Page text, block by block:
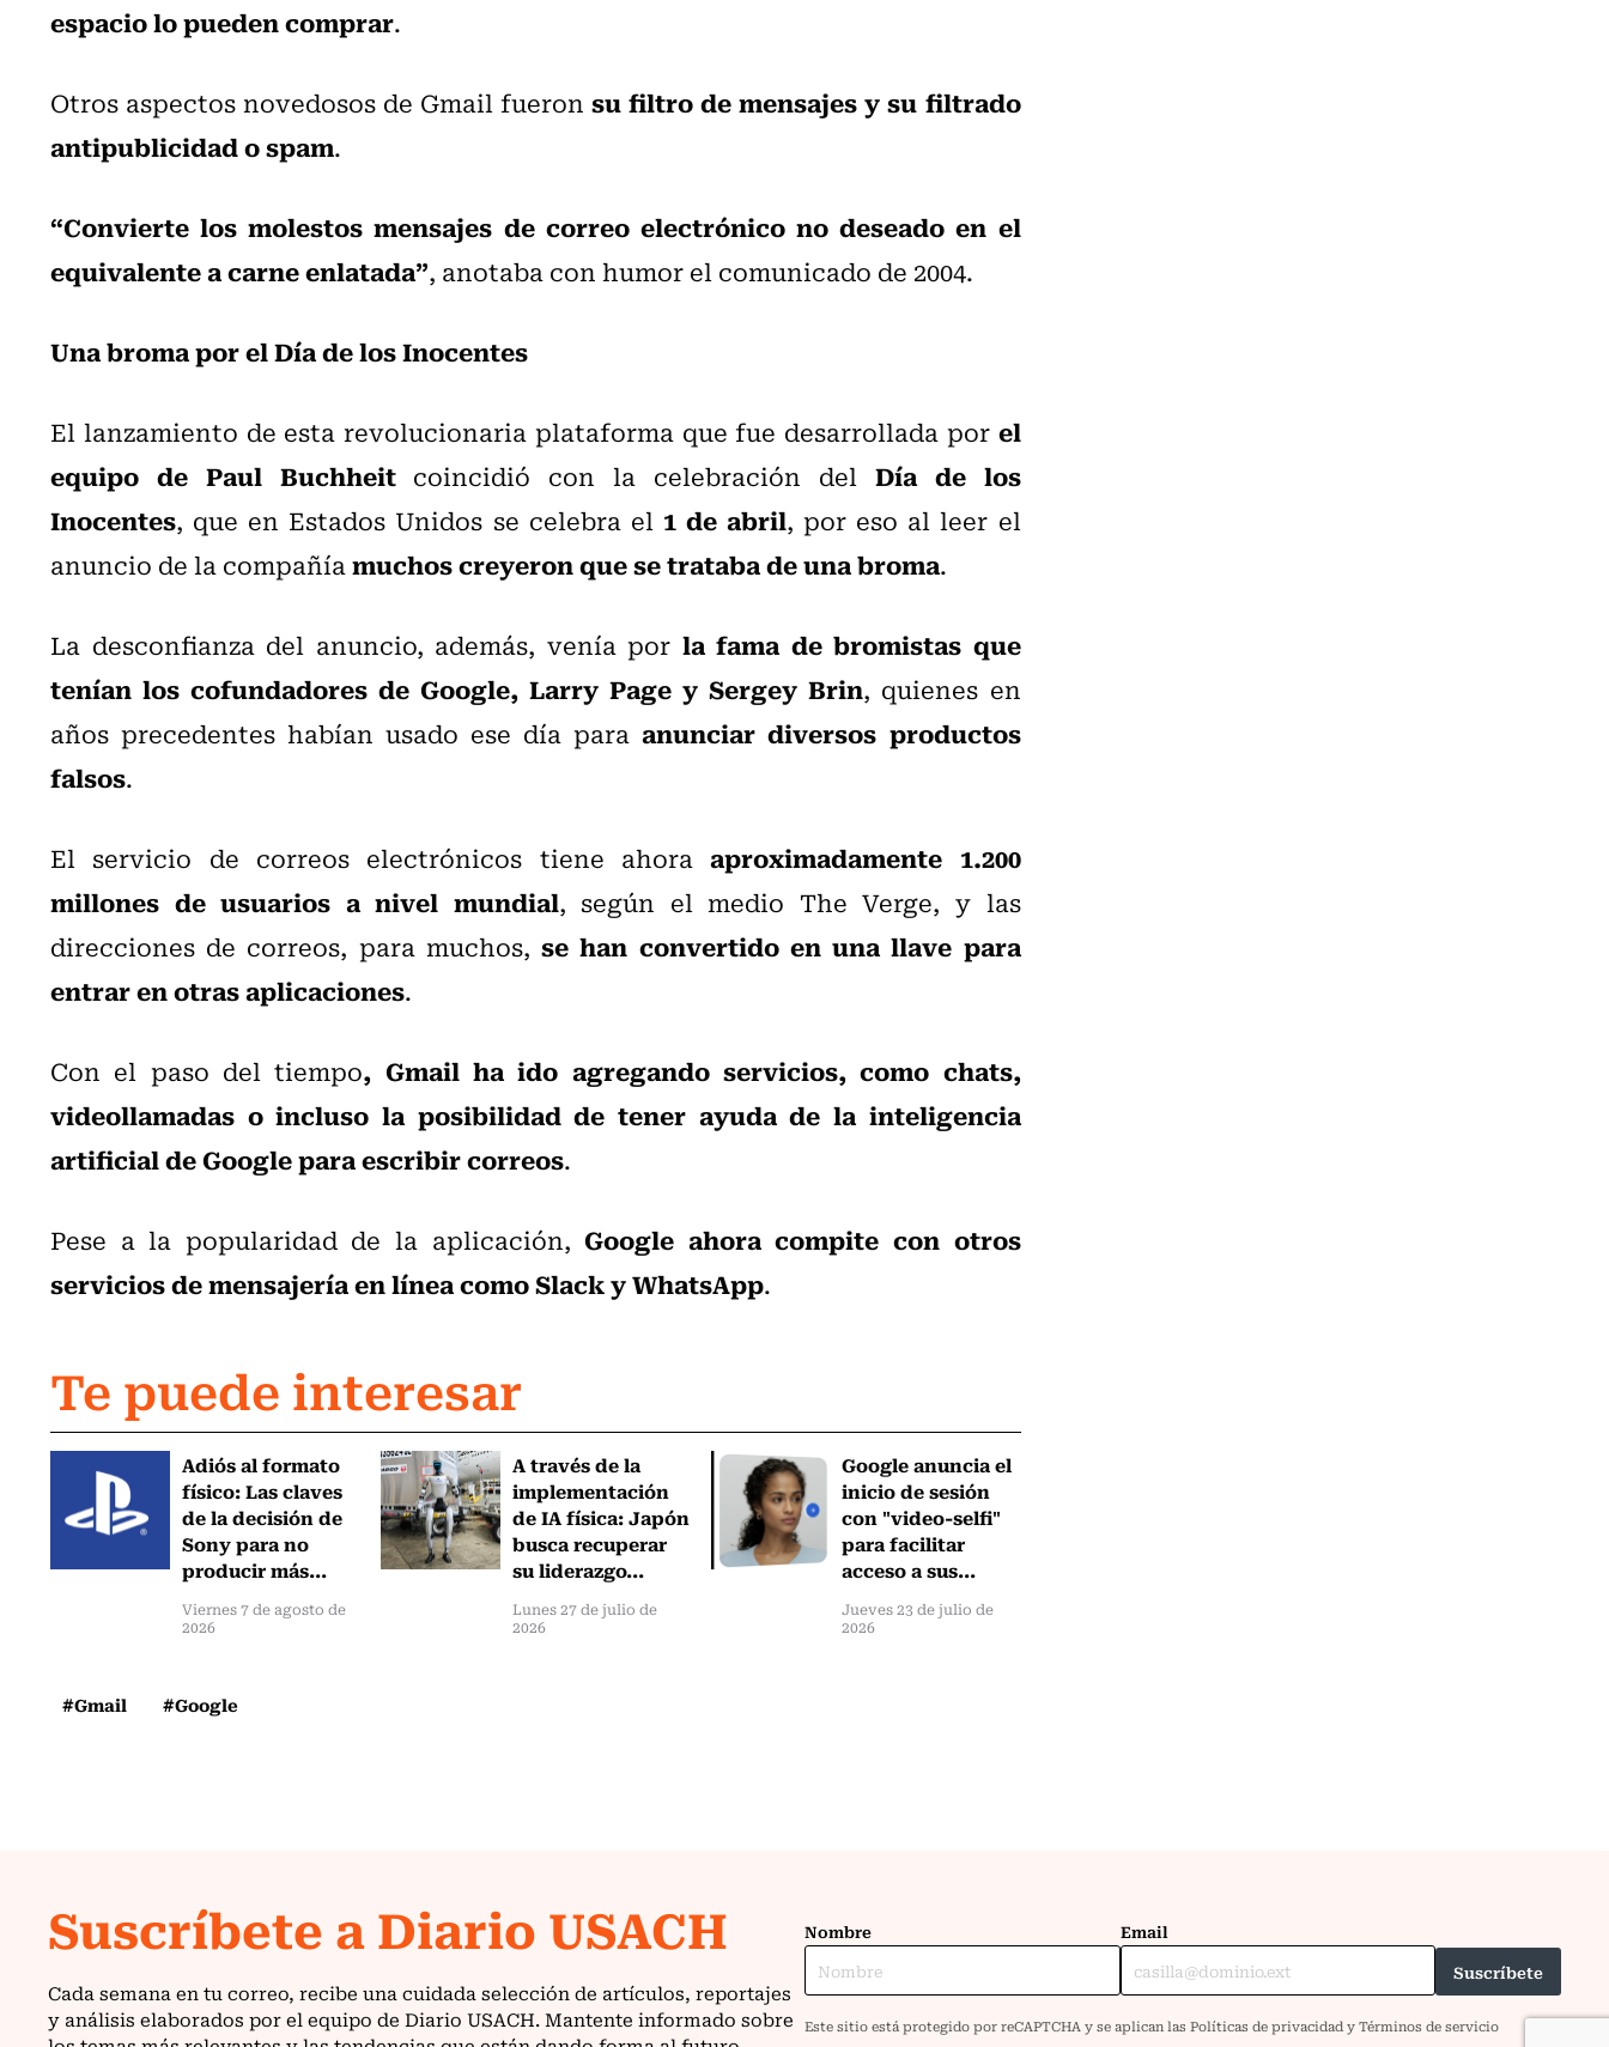
espacio lo pueden comprar.
Otros aspectos novedosos de Gmail fueronsu filtro de mensajes y su filtrado
antipublicidad o spam.
“Convierte los molestos mensajes de correo electrónico no deseado en el
equivalente a carne enlatada”, anotaba con humor el comunicado de 2004.
Una broma por el Día de los Inocentes
El lanzamiento de esta revolucionaria plataforma que fue desarrollada por el
equipo de Paul Buchheit coincidió con la celebración del Día de los
Inocentes, que en Estados Unidos se celebra el 1 de abril, por eso al leer el
anuncio de la compañíamuchos creyeron que se trataba de una broma.
La desconfianza del anuncio, además, venía por la fama de bromistas que
tenían los cofundadores de Google, Larry Page y Sergey Brin, quienes en
años precedentes habían usado ese día paraanunciar diversos productos
falsos.
El servicio de correos electrónicos tiene ahoraaproximadamente 1.200
millones de usuarios a nivel mundial, según el medio The Verge, y las
direcciones de correos, para muchos,se han convertido en una llave para
entrar en otras aplicaciones.
Con el paso del tiempo, Gmail ha ido agregando servicios, como chats,
videollamadas o incluso la posibilidad de tener ayuda de la inteligencia
artificial de Google para escribir correos.
Pese a la popularidad de la aplicación,Google ahora compite con otros
servicios de mensajería en línea como Slack y WhatsApp.
Te puede interesar
Adiós al formato
físico: Las claves
de la decisión de
Sony para no
producir más...
Viernes 7 de agosto de
2026
A través de la
implementación
de IA física: Japón
busca recuperar
su liderazgo...
Lunes 27 de julio de
2026
Google anuncia el
inicio de sesión
con "video-selfi"
para facilitar
acceso a sus...
Jueves 23 de julio de
2026
#Gmail #Google